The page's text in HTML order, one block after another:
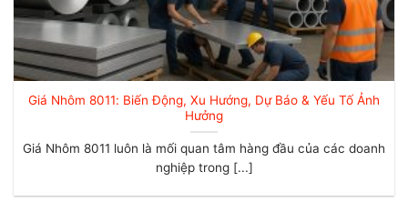
Giá Nhôm 8011: Biến Động, Xu Hướng, Dự Báo & Yếu Tố Ảnh
Hưởng
Giá Nhôm 8011 luôn là mối quan tâm hàng đầu của các doanh
nghiệp trong [...]